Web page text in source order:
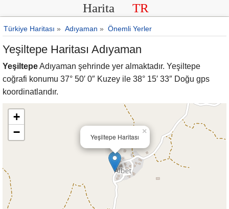
Harita TR
Türkiye Haritası » Adıyaman » Önemli Yerler
Yeşiltepe Haritası Adıyaman
YeşiltepeAdıyaman şehrinde yer almaktadır. Yeşiltepe
coğrafi konumu 37° 50′ 0″ Kuzey ile 38° 15′ 33″ Doğu gps
koordinatlarıdır.
Yeşiltepe Haritası
×
+
−